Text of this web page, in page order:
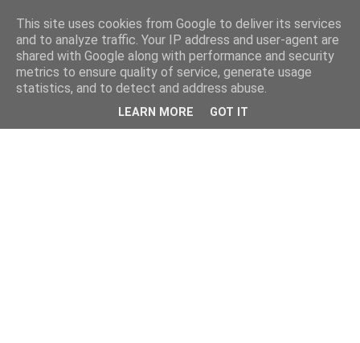
This site uses cookies from Google to deliver its services
and to analyze traffic. Your IP address and user-agent are
shared with Google along with performance and security
metrics to ensure quality of service, generate usage
statistics, and to detect and address abuse.
LEARN MORE GOT IT